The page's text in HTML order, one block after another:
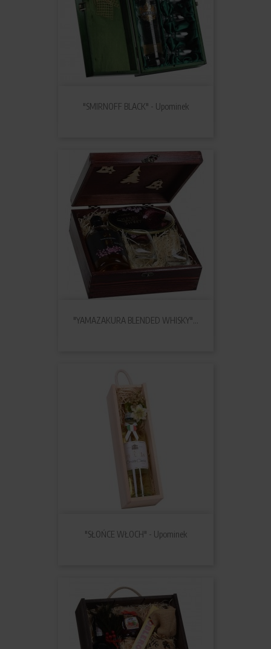
"SMIRNOFF BLACK" - Upominek
"YAMAZAKURA BLENDED WHISKY"...
"SŁOŃCE WŁOCH" - Upominek